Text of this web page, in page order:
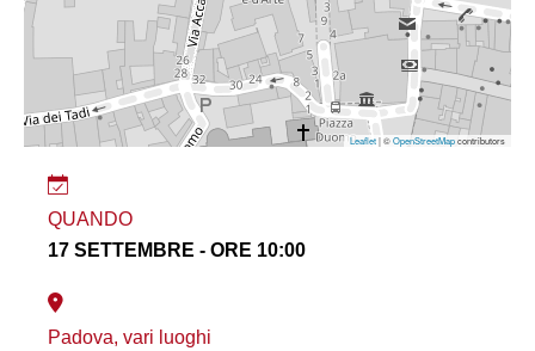
Leaflet| ©OpenStreetMapcontributors
QUANDO
17 SETTEMBRE - ORE 10:00
Padova, vari luoghi